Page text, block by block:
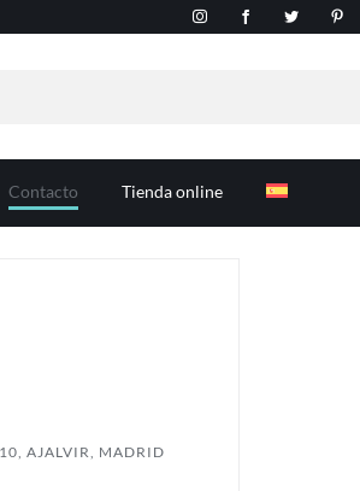
Contacto Tienda online
AJALVIR, MADRID